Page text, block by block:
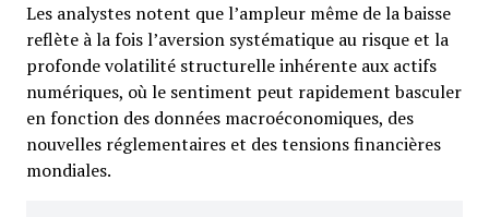
Les analystes notent que l’ampleur même de la baisse
reflète à la fois l’aversion systématique au risque et la
profonde volatilité structurelle inhérente aux actifs
numériques, où le sentiment peut rapidement basculer
en fonction des données macroéconomiques, des
nouvelles réglementaires et des tensions financières
mondiales.